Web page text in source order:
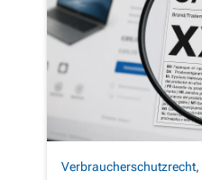
Verbraucherschutzrecht,